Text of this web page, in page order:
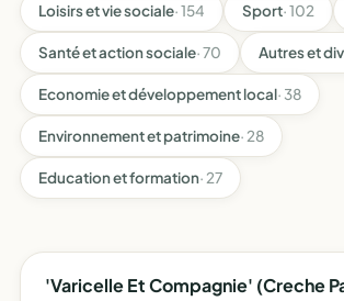
Loisirs et vie sociale· 154 Sport· 102
Santé et action sociale· 70 Autres et
Economie et développement local· 38
Environnement et patrimoine· 28
Education et formation· 27
'Varicelle Et Compagnie' (Creche